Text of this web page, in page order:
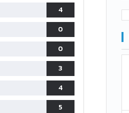
4
0
0
3
4
5